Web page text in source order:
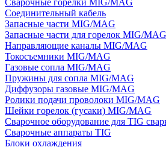
Сварочные горелки MIG/MAG
Соединительный кабель
Запасные части MIG/MAG
Запасные части для горелок MIG/MAG
Направляющие каналы MIG/MAG
Токосъемники MIG/MAG
Газовые сопла MIG/MAG
Пружины для сопла MIG/MAG
Диффузоры газовые MIG/MAG
Ролики подачи проволоки MIG/MAG
Шейки горелок (гусаки) MIG/MAG
Сварочное оборудование для TIG
Сварочные аппараты TIG
Блоки охлаждения